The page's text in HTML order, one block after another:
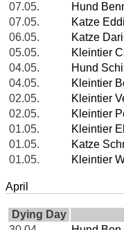
07.05.
Hund
07.05.
Katze Eddi
06.05.
Katze
05.05.
Kleintier
04.05.
Hund
04.05.
Kleintier
02.05.
Kleintier
02.05.
Kleintier
01.05.
Kleintier
01.05.
Katze
01.05.
Kleintier
April
Dying Day